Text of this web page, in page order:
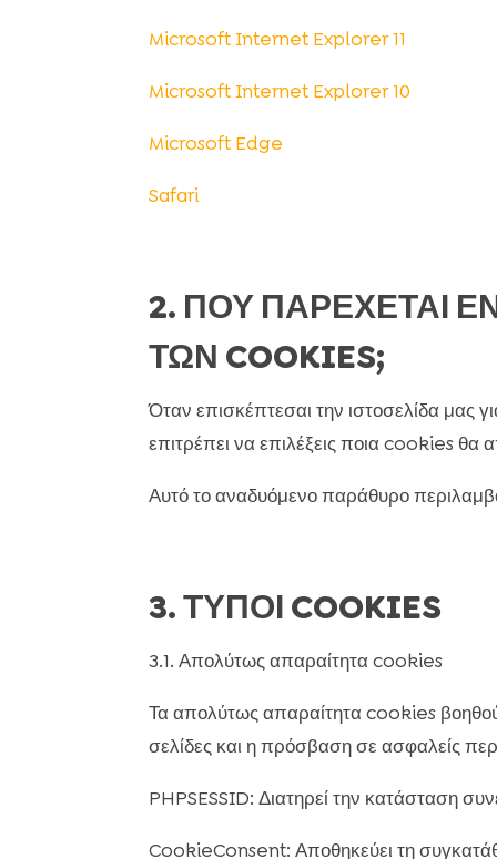
Microsoft Internet Explorer 11
Microsoft Internet Explorer 10
Microsoft Edge
Safari
2. ΠΟΥ ΠΑΡΕΧΕΤΑΙ
ΤΩΝ COOKIES;
Όταν επισκέπτεσαι την ιστοσελίδα μας
επιτρέπει να επιλέξεις ποια cookies θα
Αυτό το αναδυόμενο παράθυρο
3. ΤΥΠΟΙ COOKIES
3.1. Απολύτως απαραίτητα cookies
Τα απολύτως απαραίτητα cookies
σελίδες και η πρόσβαση σε ασφαλείς
PHPSESSID: Διατηρεί την κατάσταση
CookieConsent: Αποθηκεύει τη